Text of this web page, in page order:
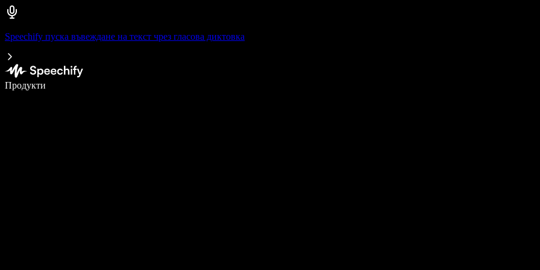
Speechify пуска въвеждане на текст чрез гласова диктовка
Продукти
Пишете 5× по-бързо с гласово въвеждане